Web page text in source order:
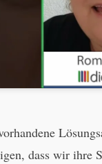
dass wir ihre